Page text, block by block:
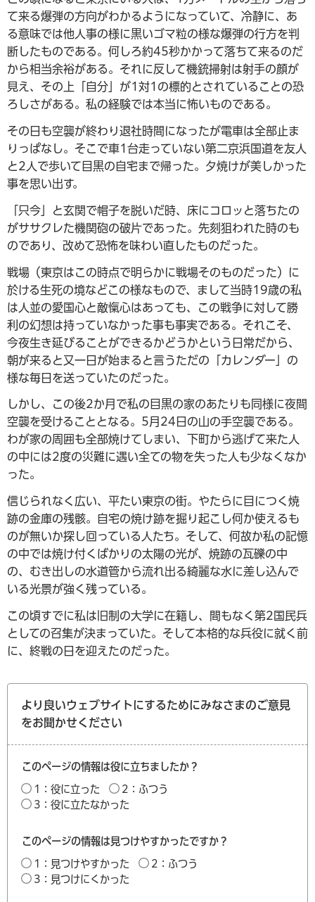
て来る爆弾の方向がわかるようになっていて、冷静に、あ
る意味では他人事の様に黒いゴマ粒の様な爆弾の行方を判
断したものである。何しろ約45秒かかって落ちて来るのだ
から相当余裕がある。それに反して機銃掃射は射手の顔が
見え、その上「自分」が1対1の標的とされていることの恐
ろしさがある。私の経験では本当に怖いものである。
その日も空襲が終わり退社時間になったが電車は全部止ま
りっぱなし。そこで車1台走っていない第二京浜国道を友人
と2人で歩いて目黒の自宅まで帰った。夕焼けが美しかった
事を思い出す。
「只今」と玄関で帽子を脱いだ時、床にコロッと落ちたの
がササクレた機関砲の破片であった。先刻狙われた時のも
のであり、改めて恐怖を味わい直したものだった。
戦場（東京はこの時点で明らかに戦場そのものだった）に
於ける生死の境などこの様なもので、まして当時19歳の私
は人並の愛国心と敵愾心はあっても、この戦争に対して勝
利の幻想は持っていなかった事も事実である。それこそ、
今夜生き延びることができるかどうかという日常だから、
朝が来ると又一日が始まると言うただの「カレンダー」の
様な毎日を送っていたのだった。
しかし、この後2か月で私の目黒の家のあたりも同様に夜間
空襲を受けることとなる。5月24日の山の手空襲である。
わが家の周囲も全部焼けてしまい、下町から逃げて来た人
の中には2度の災難に遇い全ての物を失った人も少なくなか
った。
信じられなく広い、平たい東京の街。やたらに目につく焼
跡の金庫の残骸。自宅の焼け跡を掘り起こし何か使えるも
のが無いか探し回っている人たち。そして、何故か私の記憶
の中では焼け付くばかりの太陽の光が、焼跡の瓦礫の中
の、むき出しの水道管から流れ出る綺麗な水に差し込んで
いる光景が強く残っている。
この頃すでに私は旧制の大学に在籍し、間もなく第2国民兵
としての召集が決まっていた。そして本格的な兵役に就く前
に、終戦の日を迎えたのだった。
より良いウェブサイトにするためにみなさまのご意見
をお聞かせください
このページの情報は役に立ちましたか？
1：役に立った
2：ふつう
3：役に立たなかった
このページの情報は見つけやすかったですか？
1：見つけやすかった
2：ふつう
3：見つけにくかった